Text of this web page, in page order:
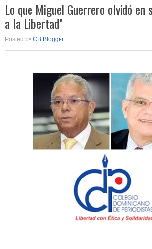
Lo que Miguel Guerrero olvidó en
a la Libertad”
Posted by CB Blogger